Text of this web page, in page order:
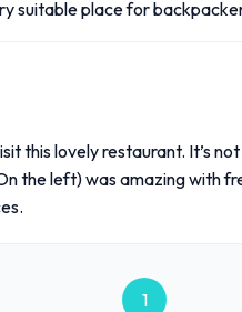
suitable place for
this lovely restaurant. It’s
the left) was amazing with
1